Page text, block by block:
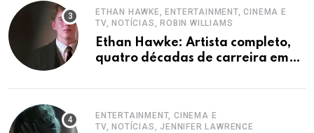
ETHAN HAWKE, ENTERTAINMENT, CINEMA E
TV, NOTÍCIAS, ROBIN WILLIAMS
Ethan Hawke: Artista completo,
quatro décadas de carreira em
ENTERTAINMENT, CINEMA E
TV, NOTÍCIAS, JENNIFER LAWRENCE